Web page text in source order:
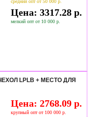
средний опт от 50 000 р.
Цена: 3317.28 р.
мелкий опт от 10 000 р.
LPLB + МЕСТО ДЛЯ
Цена: 2768.09 р.
крупный опт от 100 000 р.